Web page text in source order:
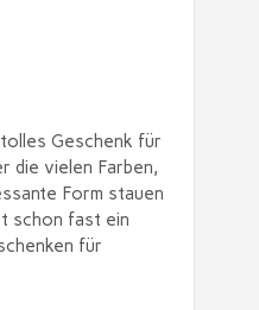
Geschenk für
die vielen Farben,
Form stauen
schon fast ein
für